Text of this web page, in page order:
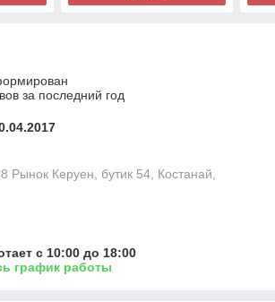
за последний год
Рынок Керуен, бутик 54, Костанай,
с 10:00 до 18:00
график работы